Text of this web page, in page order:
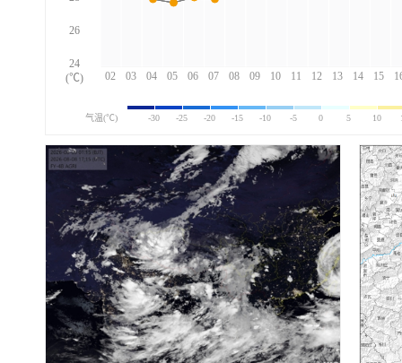
02 03 04 05 06 07 08 09 10 11 12 13 14 15
26
24
(℃)
气温(℃) -30 -25 -20 -15 -10 -5 0 5 10